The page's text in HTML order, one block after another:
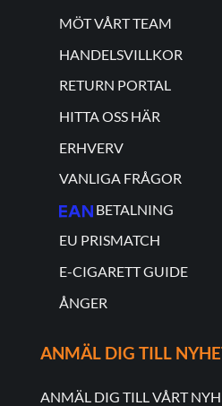
MÖT VÅRT TEAM
HANDELSVILLKOR
RETURN PORTAL
HITTA OSS HÄR
ERHVERV
VANLIGA FRÅGOR
BETALNING
EU PRISMATCH
E-CIGARETT GUIDE
ÅNGER
ANMÄL DIG TILL
ANMÄL DIG TILL VÅRT